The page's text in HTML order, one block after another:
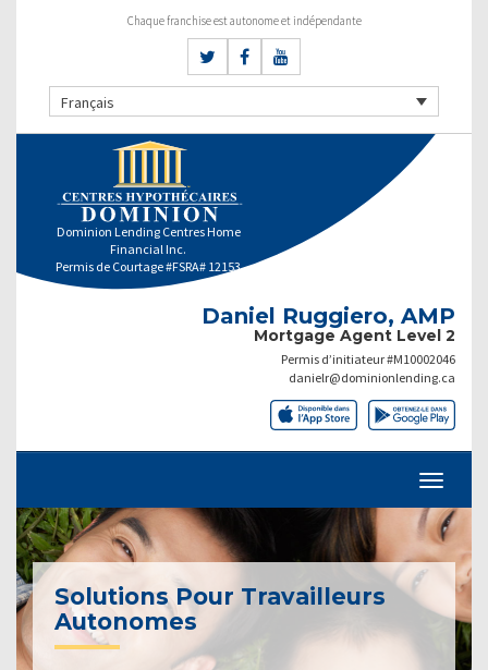
Chaque franchise est autonome et indépendante
Français
Dominion Lending Centres Home
Financial Inc.
Permis de Courtage #FSRA# 12153
Daniel Ruggiero, AMP
Mortgage Agent Level 2
Permis d’initiateur #M10002046
danielr@dominionlending.ca
Solutions Pour Travailleurs
Autonomes